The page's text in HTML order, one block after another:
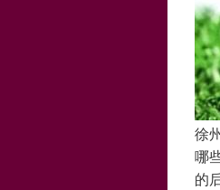
徐
哪
的